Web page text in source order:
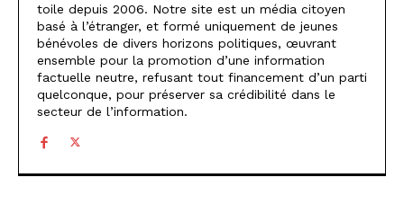
toile depuis 2006. Notre site est un média citoyen
basé à l’étranger, et formé uniquement de jeunes
bénévoles de divers horizons politiques, œuvrant
ensemble pour la promotion d’une information
factuelle neutre, refusant tout financement d’un parti
quelconque, pour préserver sa crédibilité dans le
secteur de l’information.